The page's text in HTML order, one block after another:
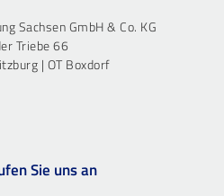
Sachsen GmbH & Co. KG
Triebe 66
| OT Boxdorf
Sie uns an